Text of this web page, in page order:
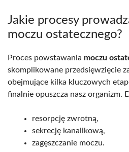
Jakie procesy
moczu ostatecznego?
Proces powstawania moczu
skomplikowane przedsięwzięcie
obejmujące kilka kluczowych
finalnie opuszcza nasz organizm.
resorpcję zwrotną,
sekrecję kanalikową,
zagęszczanie moczu.